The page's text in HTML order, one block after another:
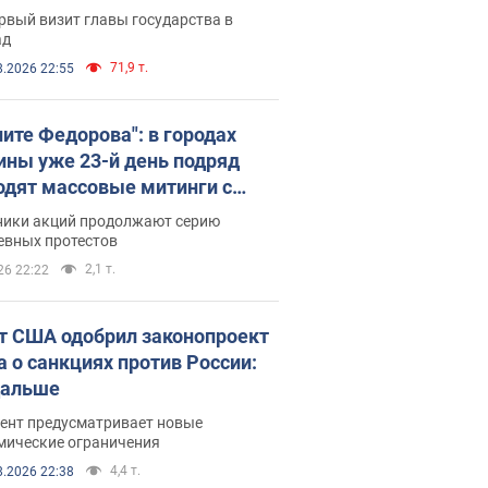
визит главы государства в
22:55 71,9 т.
Федорова": в городах
уже 23-й день подряд
массовые митинги с
Фото и видео
акций продолжают серию
протестов
22:22 2,1 т.
США одобрил законопроект
о санкциях против России:
предусматривает новые
ограничения
22:38 4,4 т.